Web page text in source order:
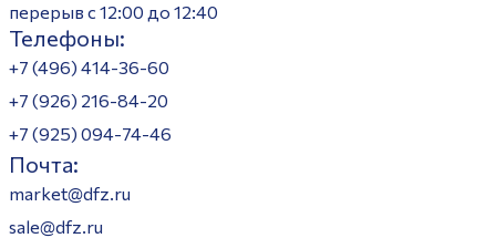
перерыв с 12:00 до 12:40
Телефоны:
+7 (496) 414-36-60
+7 (926) 216-84-20
+7 (925) 094-74-46
Почта:
market@dfz.ru
sale@dfz.ru